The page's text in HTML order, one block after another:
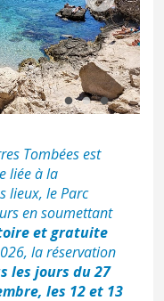
Tombées est
liée à la
lieux, le Parc
en soumettant
et gratuite
la réservation
les jours du 27
les 12 et 13